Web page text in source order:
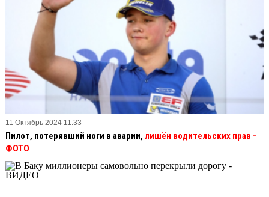
11 Октябрь 2024 11:33
Пилот, потерявший ноги в аварии, лишён водительских прав -
ФОТО